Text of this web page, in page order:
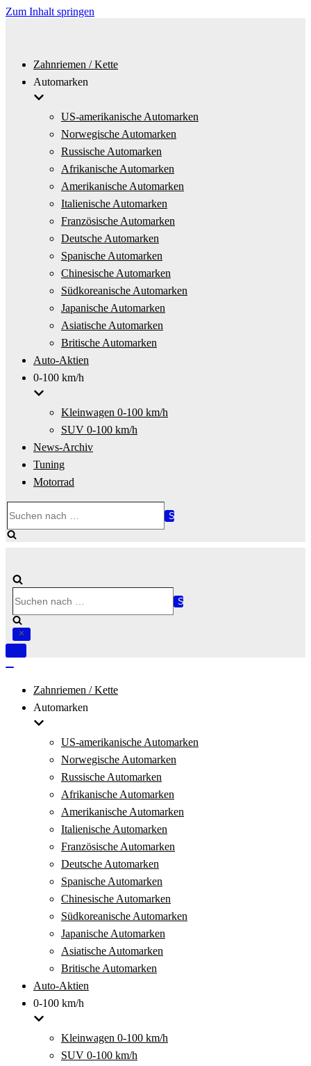
Zum Inhalt springen
Zahnriemen / Kette
Automarken
US-amerikanische Automarken
Norwegische Automarken
Russische Automarken
Afrikanische Automarken
Amerikanische Automarken
Italienische Automarken
Französische Automarken
Deutsche Automarken
Spanische Automarken
Chinesische Automarken
Südkoreanische Automarken
Japanische Automarken
Asiatische Automarken
Britische Automarken
Auto-Aktien
0-100 km/h
Kleinwagen 0-100 km/h
SUV 0-100 km/h
News-Archiv
Tuning
Motorrad
nach …
nach …
Navigation
Zahnriemen / Kette
Automarken
US-amerikanische Automarken
Norwegische Automarken
Russische Automarken
Afrikanische Automarken
Amerikanische Automarken
Italienische Automarken
Französische Automarken
Deutsche Automarken
Spanische Automarken
Chinesische Automarken
Südkoreanische Automarken
Japanische Automarken
Asiatische Automarken
Britische Automarken
Auto-Aktien
0-100 km/h
Kleinwagen 0-100 km/h
SUV 0-100 km/h